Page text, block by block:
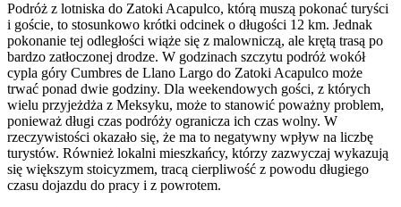
Podróż z lotniska do Zatoki Acapulco, którą muszą pokonać turyści
i goście, to stosunkowo krótki odcinek o długości 12 km. Jednak
pokonanie tej odległości wiąże się z malowniczą, ale krętą trasą po
bardzo zatłoczonej drodze. W godzinach szczytu podróż wokół
cypla góry Cumbres de Llano Largo do Zatoki Acapulco może
trwać ponad dwie godziny. Dla weekendowych gości, z których
wielu przyjeżdża z Meksyku, może to stanowić poważny problem,
ponieważ długi czas podróży ogranicza ich czas wolny. W
rzeczywistości okazało się, że ma to negatywny wpływ na liczbę
turystów. Również lokalni mieszkańcy, którzy zazwyczaj wykazują
się większym stoicyzmem, tracą cierpliwość z powodu długiego
czasu dojazdu do pracy i z powrotem.